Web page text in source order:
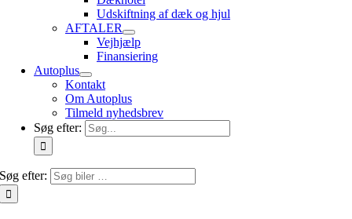
Udskiftning af dæk og hjul
AFTALER
Vejhjælp
Finansiering
Autoplus
Kontakt
Om Autoplus
Tilmeld nyhedsbrev
Søg efter:
Søg efter: